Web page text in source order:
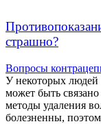
страшно?
Вопросы
У некоторых людей
может быть
методы удаления
болезненны,